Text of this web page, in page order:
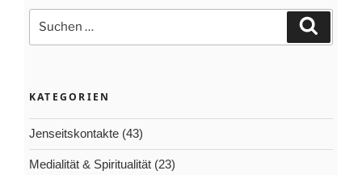
nach:
KATEGORIEN
Jenseitskontakte (43)
Medialität & Spiritualität (23)